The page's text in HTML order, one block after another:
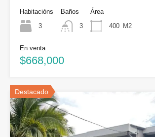
Habitacións
3
Baños
3
Área
400 M2
En venta
$668,000
Destacado